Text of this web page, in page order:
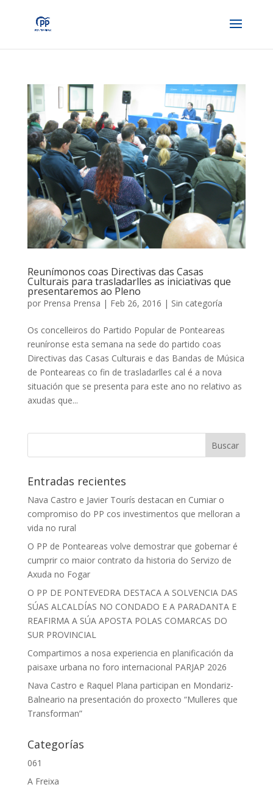
Reunímonos coas Directivas das Casas
Culturais para trasladarlles as iniciativas que
presentaremos ao Pleno
por Prensa Prensa | Feb 26, 2016 | Sin categoría
Os concelleiros do Partido Popular de Ponteareas
reuníronse esta semana na sede do partido coas
Directivas das Casas Culturais e das Bandas de Música
de Ponteareas co fin de trasladarlles cal é a nova
situación que se presenta para este ano no relativo as
axudas que...
Entradas recientes
Nava Castro e Javier Tourís destacan en Cumiar o
compromiso do PP cos investimentos que melloran a
vida no rural
O PP de Ponteareas volve demostrar que gobernar é
cumprir co maior contrato da historia do Servizo de
Axuda no Fogar
O PP DE PONTEVEDRA DESTACA A SOLVENCIA DAS
SÚAS ALCALDÍAS NO CONDADO E A PARADANTA E
REAFIRMA A SÚA APOSTA POLAS COMARCAS DO
SUR PROVINCIAL
Compartimos a nosa experiencia en planificación da
paisaxe urbana no foro internacional PARJAP 2026
Nava Castro e Raquel Plana participan en Mondariz-
Balneario na presentación do proxecto “Mulleres que
Transforman”
Categorías
061
A Freixa